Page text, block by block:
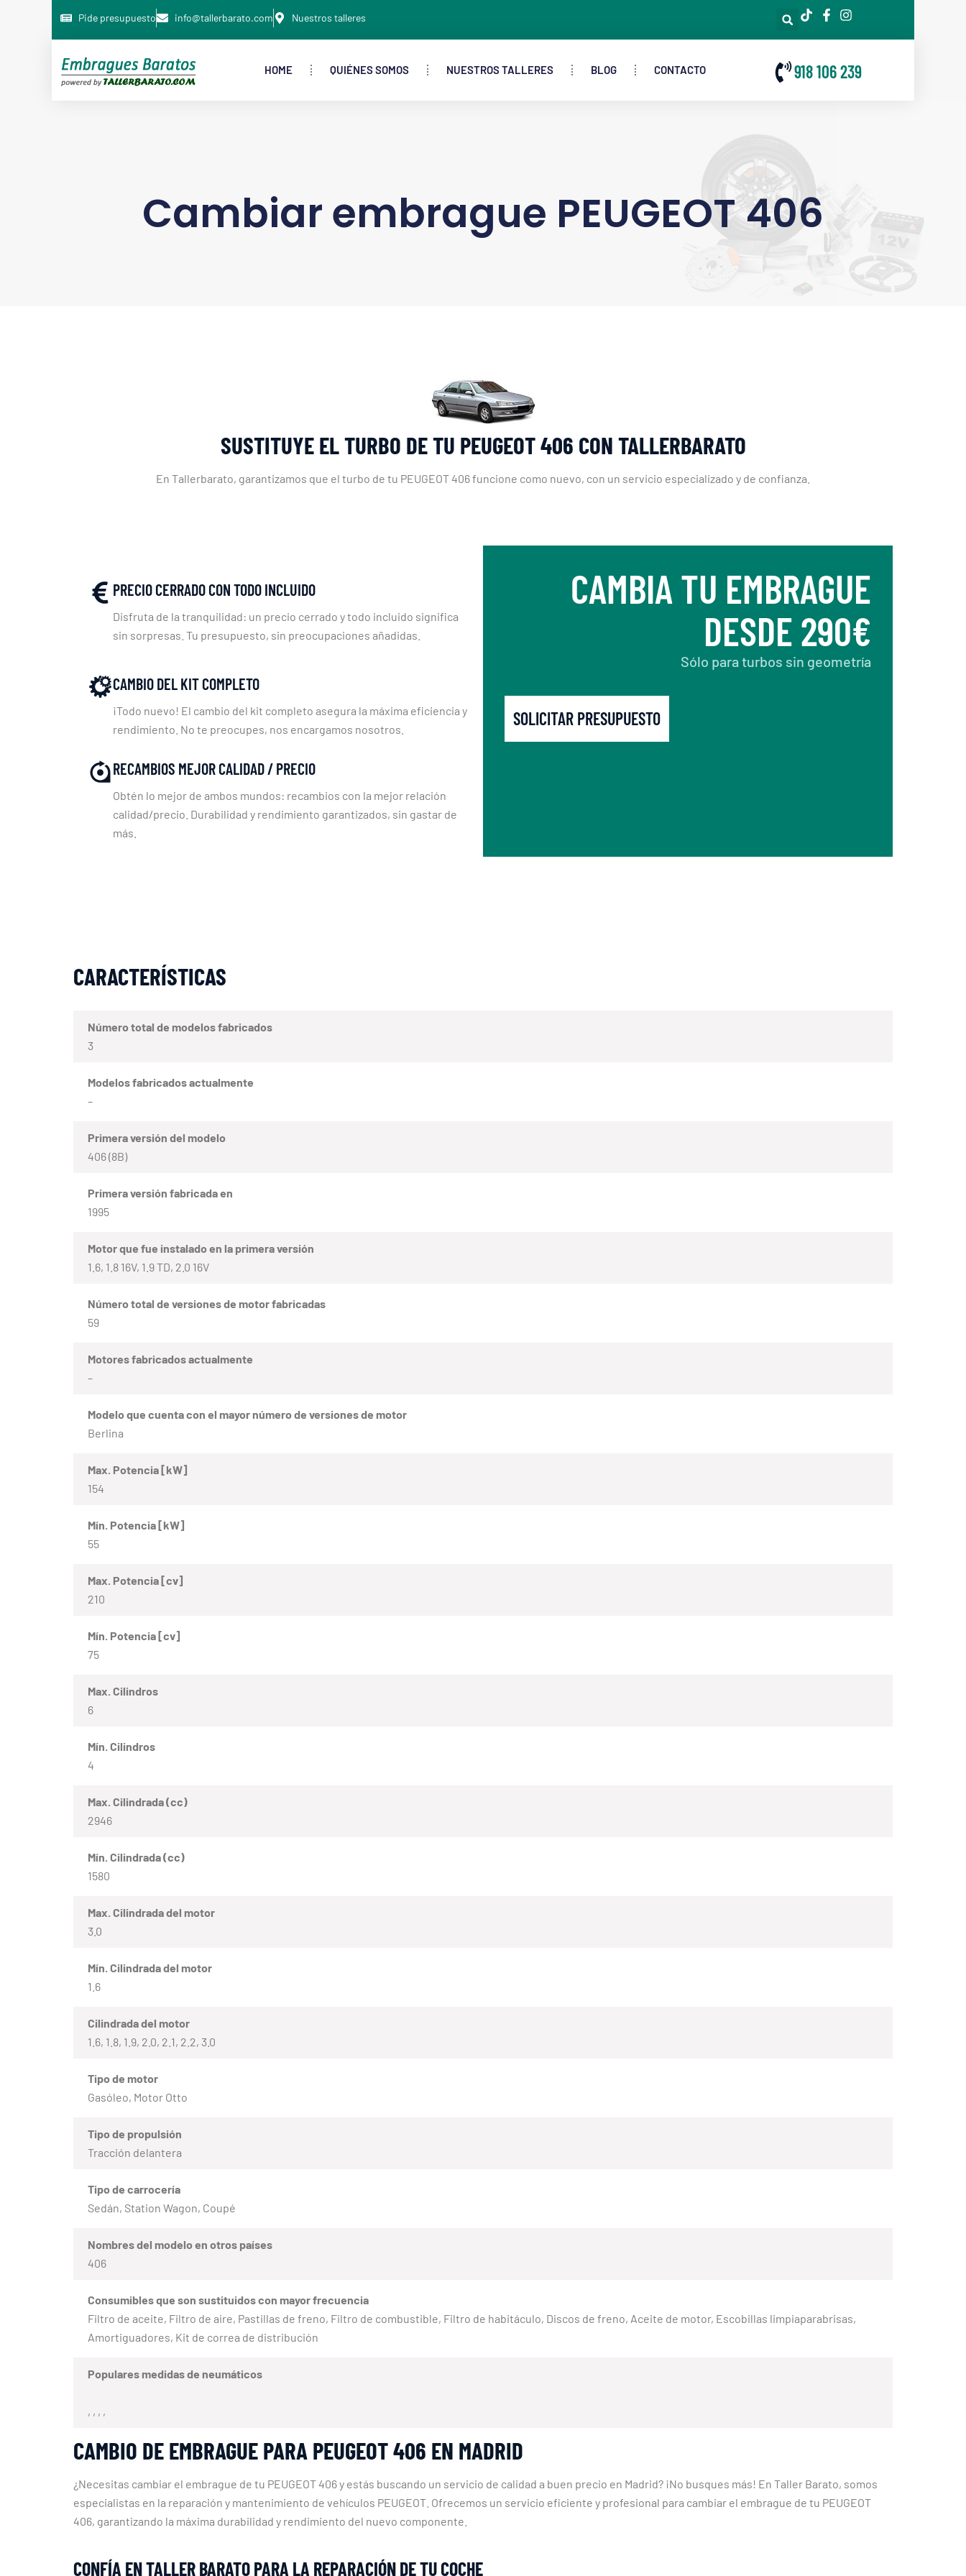
Pide presupuesto info@tallerbarato.com Nuestros talleres
HOME QUIÉNES SOMOS NUESTROS TALLERES BLOG CONTACTO 918 106 239
Cambiar embrague PEUGEOT 406
SUSTITUYE EL TURBO DE TU PEUGEOT 406 CON TALLERBARATO
En Tallerbarato, garantizamos que el turbo de tu PEUGEOT 406 funcione como nuevo, con un servicio especializado y de confianza.
PRECIO CERRADO CON TODO INCLUIDO
Disfruta de la tranquilidad: un precio cerrado y todo incluido significa
sin sorpresas. Tu presupuesto, sin preocupaciones añadidas.
CAMBIO DEL KIT COMPLETO
¡Todo nuevo! El cambio del kit completo asegura la máxima eficiencia y
rendimiento. No te preocupes, nos encargamos nosotros.
RECAMBIOS MEJOR CALIDAD / PRECIO
Obtén lo mejor de ambos mundos: recambios con la mejor relación
calidad/precio. Durabilidad y rendimiento garantizados, sin gastar de
más.
CAMBIA TU EMBRAGUE
DESDE 290€
Sólo para turbos sin geometría
SOLICITAR PRESUPUESTO
CARACTERÍSTICAS
Número total de modelos fabricados
3
Modelos fabricados actualmente
–
Primera versión del modelo
406 (8B)
Primera versión fabricada en
1995
Motor que fue instalado en la primera versión
1.6, 1.8 16V, 1.9 TD, 2.0 16V
Número total de versiones de motor fabricadas
59
Motores fabricados actualmente
–
Modelo que cuenta con el mayor número de versiones de motor
Berlina
Max. Potencia [kW]
154
Mín. Potencia [kW]
55
Max. Potencia [cv]
210
Mín. Potencia [cv]
75
Max. Cilindros
6
Mín. Cilindros
4
Max. Cilindrada (cc)
2946
Mín. Cilindrada (cc)
1580
Max. Cilindrada del motor
3.0
Mín. Cilindrada del motor
1.6
Cilindrada del motor
1.6, 1.8, 1.9, 2.0, 2.1, 2.2, 3.0
Tipo de motor
Gasóleo, Motor Otto
Tipo de propulsión
Tracción delantera
Tipo de carrocería
Sedán, Station Wagon, Coupé
Nombres del modelo en otros países
406
Consumibles que son sustituidos con mayor frecuencia
Filtro de aceite, Filtro de aire, Pastillas de freno, Filtro de combustible, Filtro de habitáculo, Discos de freno, Aceite de motor, Escobillas limpiaparabrisas,
Amortiguadores, Kit de correa de distribución
Populares medidas de neumáticos
, , , ,
CAMBIO DE EMBRAGUE PARA PEUGEOT 406 EN MADRID
¿Necesitas cambiar el embrague de tu PEUGEOT 406 y estás buscando un servicio de calidad a buen precio en Madrid? ¡No busques más! En Taller Barato, somos
especialistas en la reparación y mantenimiento de vehículos PEUGEOT. Ofrecemos un servicio eficiente y profesional para cambiar el embrague de tu PEUGEOT
406, garantizando la máxima durabilidad y rendimiento del nuevo componente.
CONFÍA EN TALLER BARATO PARA LA REPARACIÓN DE TU COCHE